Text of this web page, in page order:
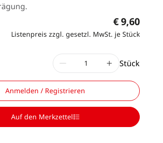
€ 9,60
Listenpreis zzgl. gesetzl. MwSt. je Stück
Stück
Anmelden / Registrieren
Auf den Merkzettel